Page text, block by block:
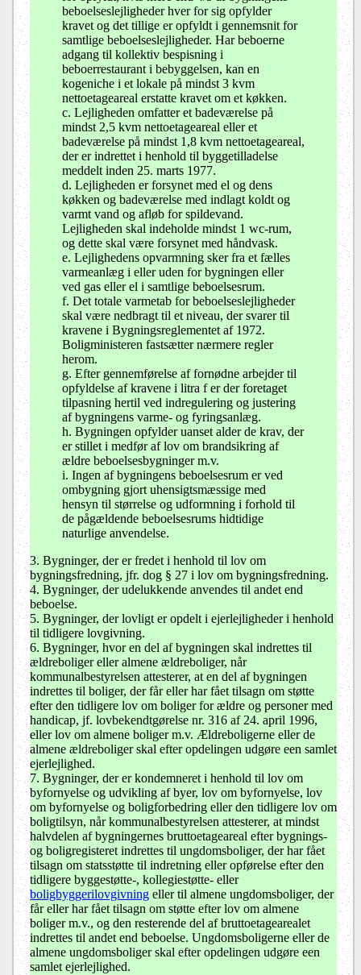
beboelseslejligheder hver for sig opfylder
kravet og det tillige er opfyldt i gennemsnit for
samtlige beboelseslejligheder. Har beboerne
adgang til kollektiv bespisning i
beboerrestaurant i bebyggelsen, kan en
kogeniche i et lokale på mindst 3 kvm
nettoetageareal erstatte kravet om et køkken.
c. Lejligheden omfatter et badeværelse på
mindst 2,5 kvm nettoetageareal eller et
badeværelse på mindst 1,8 kvm nettoetageareal,
der er indrettet i henhold til byggetilladelse
meddelt inden 25. marts 1977.
d. Lejligheden er forsynet med el og dens
køkken og badeværelse med indlagt koldt og
varmt vand og afløb for spildevand.
Lejligheden skal indeholde mindst 1 wc-rum,
og dette skal være forsynet med håndvask.
e. Lejlighedens opvarmning sker fra et fælles
varmeanlæg i eller uden for bygningen eller
ved gas eller el i samtlige beboelsesrum.
f. Det totale varmetab for beboelseslejligheder
skal være nedbragt til et niveau, der svarer til
kravene i Bygningsreglementet af 1972.
Boligministeren fastsætter nærmere regler
herom.
g. Efter gennemførelse af fornødne arbejder til
opfyldelse af kravene i litra f er der foretaget
tilpasning hertil ved indregulering og justering
af bygningens varme- og fyringsanlæg.
h. Bygningen opfylder uanset alder de krav, der
er stillet i medfør af lov om brandsikring af
ældre beboelsesbygninger m.v.
i. Ingen af bygningens beboelsesrum er ved
ombygning gjort uhensigtsmæssige med
hensyn til størrelse og udformning i forhold til
de pågældende beboelsesrums hidtidige
naturlige anvendelse.
3. Bygninger, der er fredet i henhold til lov om
bygningsfredning, jfr. dog § 27 i lov om bygningsfredning.
4. Bygninger, der udelukkende anvendes til andet end
beboelse.
5. Bygninger, der lovligt er opdelt i ejerlejligheder i henhold
til tidligere lovgivning.
6. Bygninger, hvor en del af bygningen skal indrettes til
ældreboliger eller almene ældreboliger, når
kommunalbestyrelsen attesterer, at en del af bygningen
indrettes til boliger, der får eller har fået tilsagn om støtte
efter den tidligere lov om boliger for ældre og personer med
handicap, jf. lovbekendtgørelse nr. 316 af 24. april 1996,
eller lov om almene boliger m.v. Ældreboligerne eller de
almene ældreboliger skal efter opdelingen udgøre een samlet
ejerlejlighed.
7. Bygninger, der er kondemneret i henhold til lov om
byfornyelse og udvikling af byer, lov om byfornyelse, lov
om byfornyelse og boligforbedring eller den tidligere lov om
boligtilsyn, når kommunalbestyrelsen attesterer, at mindst
halvdelen af bygningernes bruttoetageareal efter bygnings-
og boligregisteret indrettes til ungdomsboliger, der har fået
tilsagn om statsstøtte til indretning eller opførelse efter den
tidligere byggestøtte-, kollegiestøtte- eller
boligbyggerilovgivning eller til almene ungdomsboliger, der
får eller har fået tilsagn om støtte efter lov om almene
boliger m.v., og den resterende del af bruttoetagearealet
indrettes til andet end beboelse. Ungdomsboligerne eller de
almene ungdomsboliger skal efter opdelingen udgøre een
samlet ejerlejlighed.